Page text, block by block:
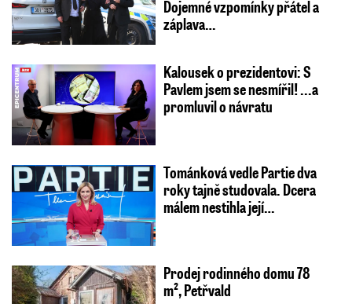
Dojemné vzpomínky přátel a
záplava…
Kalousek o prezidentovi: S
Pavlem jsem se nesmířil! ...a
promluvil o návratu
Tománková vedle Partie dva
roky tajně studovala. Dcera
málem nestihla její…
Prodej rodinného domu 78
m², Petřvald